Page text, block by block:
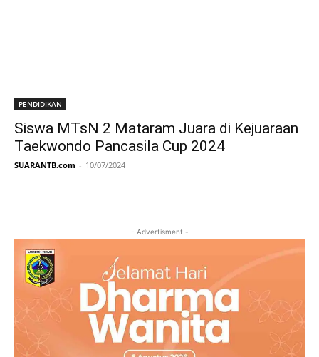
PENDIDIKAN
Siswa MTsN 2 Mataram Juara di Kejuaraan
Taekwondo Pancasila Cup 2024
SUARANTB.com - 10/07/2024
- Advertisment -